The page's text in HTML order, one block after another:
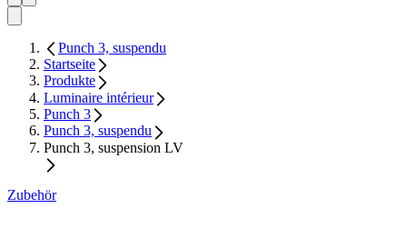
Punch 3, suspendu
Startseite
Produkte
Luminaire intérieur
Punch 3
Punch 3, suspendu
Punch 3, suspension LV
Zubehör